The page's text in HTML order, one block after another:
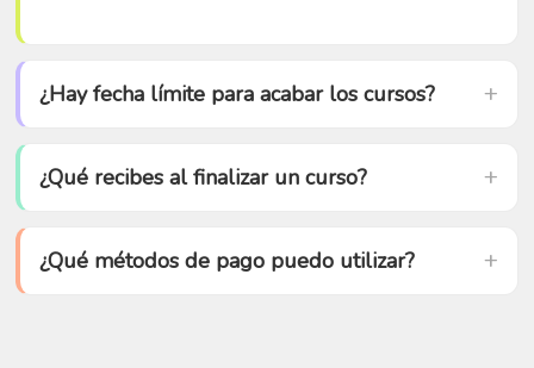
¿Hay fecha límite para acabar los cursos?
¿Qué recibes al finalizar un curso?
¿Qué métodos de pago puedo utilizar?